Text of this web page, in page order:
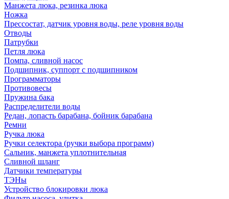
Манжета люка, резинка люка
Ножка
Прессостат, датчик уровня воды, реле уровня воды
Отводы
Патрубки
Петля люка
Помпа, сливной насос
Подшипник, суппорт с подшипником
Программаторы
Противовесы
Пружина бака
Распределители воды
Редан, лопасть барабана, бойник барабана
Ремни
Ручка люка
Ручки селектора (ручки выбора программ)
Сальник, манжета уплотнительная
Сливной шланг
Датчики температуры
ТЭНы
Устройство блокировки люка